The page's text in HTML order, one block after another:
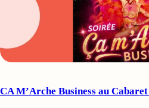
CA M’Arche Business au